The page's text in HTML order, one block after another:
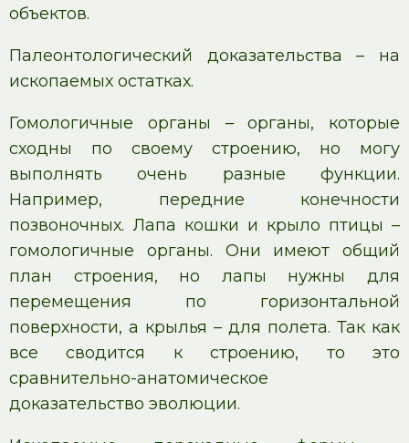
объектов.
Палеонтологический доказательства – на
ископаемых остатках.
Гомологичные органы – органы, которые
сходны по своему строению, но могу
выполнять очень разные функции.
Например, передние конечности
позвоночных. Лапа кошки и крыло птицы –
гомологичные органы. Они имеют общий
план строения, но лапы нужны для
перемещения по горизонтальной
поверхности, а крылья – для полета. Так как
все сводится к строению, то это
сравнительно-анатомическое
доказательство эволюции.